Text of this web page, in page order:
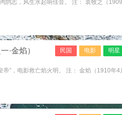
鹄志，风生水起响佳音。 注： 袁牧之（
民国 电影 明星
·金焰）
帝”，电影救亡焰火明。 注： 金焰（1910